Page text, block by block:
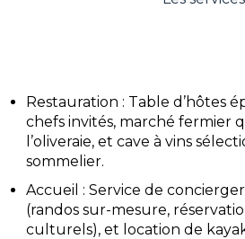
Les activités
Restauration : Table d’hôtes
chefs invités, marché fermier
l’oliveraie, et cave à vins
sommelier.
Accueil : Service de
(randos sur-mesure,
culturels), et location de